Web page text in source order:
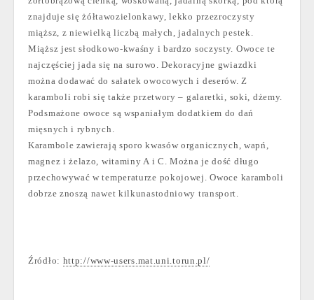
znajduje się żółtawozielonkawy, lekko przezroczysty
miąższ, z niewielką liczbą małych, jadalnych pestek.
Miąższ jest słodkowo-kwaśny i bardzo soczysty. Owoce te
najczęściej jada się na surowo. Dekoracyjne gwiazdki
można dodawać do sałatek owocowych i deserów. Z
karamboli robi się także przetwory – galaretki, soki, dżemy.
Podsmażone owoce są wspaniałym dodatkiem do dań
mięsnych i rybnych.
Karambole zawierają sporo kwasów organicznych, wapń,
magnez i żelazo, witaminy A i C. Można je dość długo
przechowywać w temperaturze pokojowej. Owoce karamboli
dobrze znoszą nawet kilkunastodniowy transport.
Źródło: http://www-users.mat.uni.torun.pl/